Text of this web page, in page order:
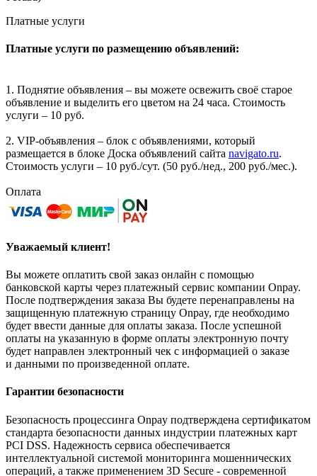
Платные услуги
Платные услуги по размещению объявлений:
1. Поднятие объявления – вы можете освежить своё старое
объявление и выделить его цветом на 24 часа. Стоимость
услуги – 10 руб.
2. VIP-объявления – блок с объявлениями, который
размещается в блоке Доска объявлений сайта navigato.ru.
Стоимость услуги – 10 руб./сут. (50 руб./нед., 200 руб./мес.).
Оплата
Уважаемый клиент!
Вы можете оплатить свой заказ онлайн с помощью
банковской карты через платежный сервис компании Onpay.
После подтверждения заказа Вы будете перенаправлены на
защищенную платежную страницу Onpay, где необходимо
будет ввести данные для оплаты заказа. После успешной
оплаты на указанную в форме оплаты электронную почту
будет направлен электронный чек с информацией о заказе
и данными по произведенной оплате.
Гарантии безопасности
Безопасность процессинга Onpay подтверждена сертификатом
стандарта безопасности данных индустрии платежных карт
PCI DSS. Надежность сервиса обеспечивается
интеллектуальной системой мониторинга мошеннических
операций, а также применением 3D Secure - современной